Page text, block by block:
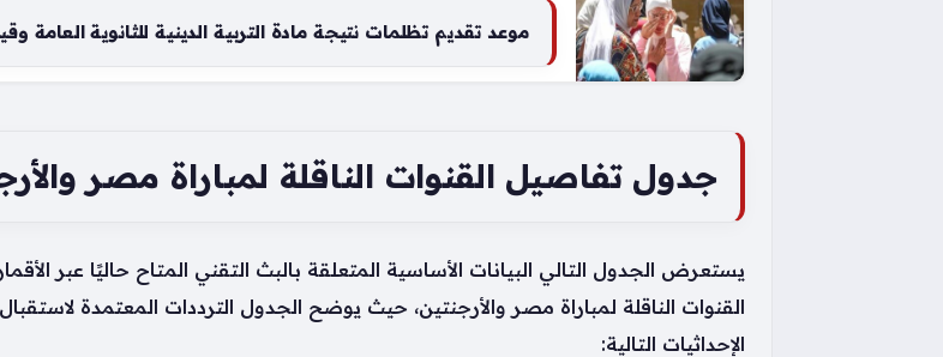
موعد تقديم تظلمات نتيجة مادة التربية الدينية للثانوية العامة
جدول تفاصيل القنوات الناقلة لمباراة مصر
يستعرض الجدول التالي البيانات الأساسية المتعلقة بالبث التقني المتاح حاليًا عبر
القنوات الناقلة لمباراة مصر والأرجنتين، حيث يوضح الجدول الترددات المعتمدة
الإحداثيات التالية: